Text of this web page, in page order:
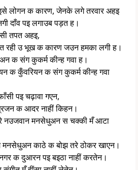
लोगन क कारण, जेनके लगे तरवार अहइ
दाँव पइ लगाउब पड़त ह।
तपत अहइ,
रही उ भूख क कारण जउन हमका लगी ह।
क संग कुकर्म कीन्ह गवा ह।
क कुँवरियन क संग कुकर्म कीन्ह गवा
पइ चढ़ावा गएन,
क आदर नाहीं किहन।
नउजवान मनसेधुअन स चक्की मँ आटा
मनसेधुअन काठे क बोझ तरे ठोकर खाएन।
क दुआरन पइ बइठा नाहीं करतेन।